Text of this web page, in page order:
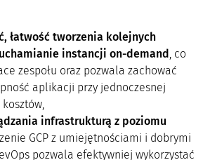
łatwość tworzenia kolejnych
instancji on-demand, co
zespołu oraz pozwala zachować
aplikacji przy jednoczesnej
infrastrukturą z poziomu
GCP z umiejętnościami i dobrymi
pozwala efektywniej wykorzystać